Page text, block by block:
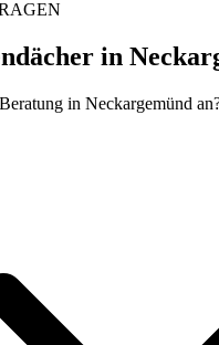
in
in Neckargemünd